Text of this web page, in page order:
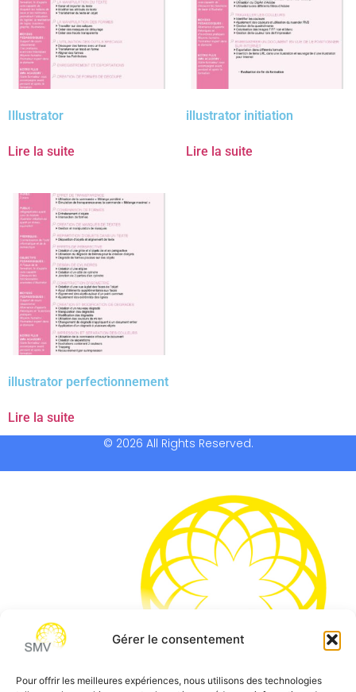
Gérer le consentement
Pour offrir les meilleures expériences, nous utilisons des technologies
Illustrator
Lire la suite
illustrator initiation
Lire la suite
illustrator perfectionnement
Lire la suite
© 2026 All Rights Reserved.